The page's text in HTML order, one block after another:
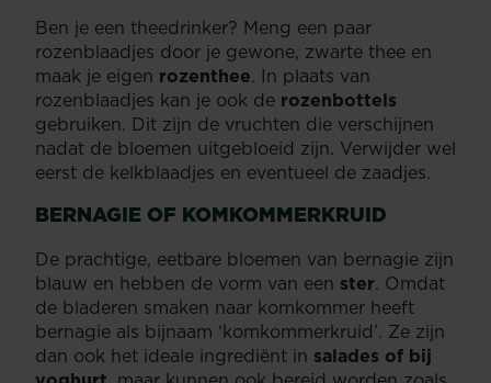
Ben je een theedrinker? Meng een paar
rozenblaadjes door je gewone, zwarte thee en
maak je eigen rozenthee. In plaats van
rozenblaadjes kan je ook de rozenbottels
gebruiken. Dit zijn de vruchten die verschijnen
nadat de bloemen uitgebloeid zijn. Verwijder wel
eerst de kelkblaadjes en eventueel de zaadjes.
BERNAGIE OF KOMKOMMERKRUID
De prachtige, eetbare bloemen van bernagie zijn
blauw en hebben de vorm van een ster. Omdat
de bladeren smaken naar komkommer heeft
bernagie als bijnaam ‘komkommerkruid’. Ze zijn
dan ook het ideale ingrediënt in salades of bij